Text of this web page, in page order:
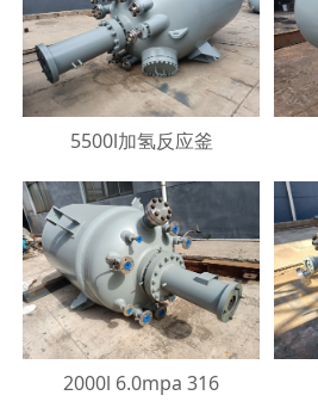
5500l加氢反应釜
2000l 6.0mpa 316